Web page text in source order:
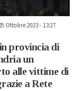
Ottobre 2023 - 13:27
provincia di
un
alle vittime di
a Rete